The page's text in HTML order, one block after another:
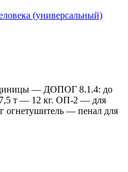
(универсальный)
— ДОПОГ 8.1.4: до
т — 12 кг. ОП-2 — для
огнетушитель — пенал для